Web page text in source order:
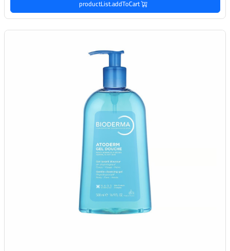
productList.addToCart